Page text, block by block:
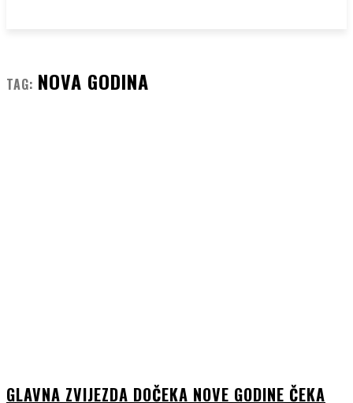
TAG: NOVA GODINA
GLAVNA ZVIJEZDA DOČEKA NOVE GODINE ČEKA